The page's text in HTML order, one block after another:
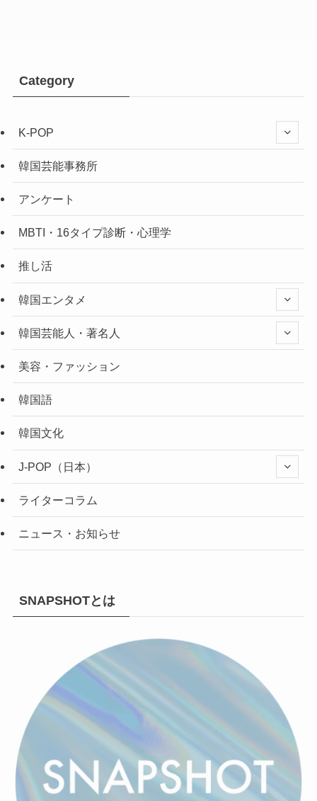
Category
K-POP
韓国芸能事務所
アンケート
MBTI・16タイプ診断・心理学
推し活
韓国エンタメ
韓国芸能人・著名人
美容・ファッション
韓国語
韓国文化
J-POP（日本）
ライターコラム
ニュース・お知らせ
SNAPSHOTとは